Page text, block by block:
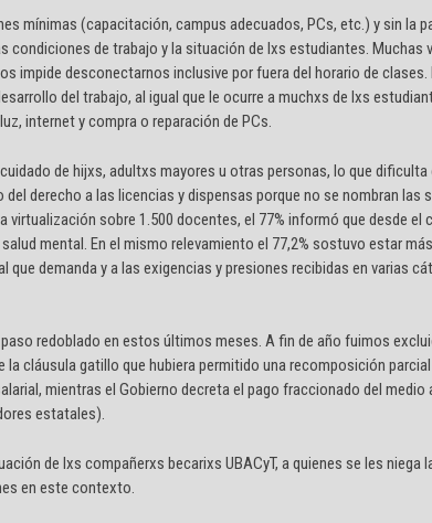
mínimas (capacitación, campus adecuados, PCs, etc.) y sin la
condiciones de trabajo y la situación de lxs estudiantes.
impide desconectarnos inclusive por fuera del horario de
del trabajo, al igual que le ocurre a muchxs de lxs
internet y compra o reparación de PCs.
de hijxs, adultxs mayores u otras personas, lo que
derecho a las licencias y dispensas porque no se nombran las
virtualización sobre 1.500 docentes, el 77% informó que desde
mental. En el mismo relevamiento el 77,2% sostuvo estar
que demanda y a las exigencias y presiones recibidas en varias
redoblado en estos últimos meses. A fin de año fuimos
la cláusula gatillo que hubiera permitido una recomposición
mientras el Gobierno decreta el pago fraccionado del
estatales).
de lxs compañerxs becarixs UBACyT, a quienes se les niega
en este contexto.